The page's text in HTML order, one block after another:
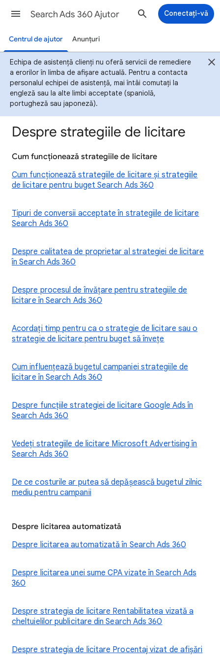
Search Ads 360 Ajutor Conectați-vă
Centrul de ajutor Anunțuri
Echipa de asistență clienți nu oferă servicii de remediere
a erorilor în limba de afișare actuală. Pentru a contacta
personalul echipei de asistență, mai întâi comutați la
engleză sau la alte limbi acceptate (spaniolă,
portugheză sau japoneză).
Despre strategiile de licitare
Cum funcționează strategiile de licitare
Cum funcționează strategiile de licitare și strategiile
de licitare pentru buget Search Ads 360
Tipuri de conversii acceptate în strategiile de licitare
Search Ads 360
Despre calitatea de proprietar al strategiei de licitare
în Search Ads 360
Despre procesul de învățare pentru strategiile de
licitare în Search Ads 360
Acordați timp pentru ca o strategie de licitare sau o
strategie de licitare pentru buget să învețe
Cum influențează bugetul campaniei strategiile de
licitare în Search Ads 360
Despre funcțiile strategiei de licitare Google Ads în
Search Ads 360
Vedeți strategiile de licitare Microsoft Advertising în
Search Ads 360
De ce costurile ar putea să depășească bugetul zilnic
mediu pentru campanii
Despre licitarea automatizată
Despre licitarea automatizată în Search Ads 360
Despre licitarea unei sume CPA vizate în Search Ads
360
Despre strategia de licitare Rentabilitatea vizată a
cheltuielilor publicitare din Search Ads 360
Despre strategia de licitare Procentaj vizat de afișări